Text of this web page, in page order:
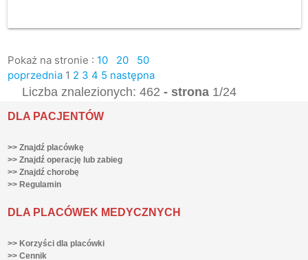
Pokaż na stronie : 10 20
50
poprzednia 1 2 3 4 5 następna
Liczba znalezionych: 462 - strona 1/24
DLA PACJENTÓW
>> Znajdź placówkę
>> Znajdź operację lub zabieg
>> Znajdź chorobę
>> Regulamin
DLA PLACÓWEK MEDYCZNYCH
>> Korzyści dla placówki
>> Cennik